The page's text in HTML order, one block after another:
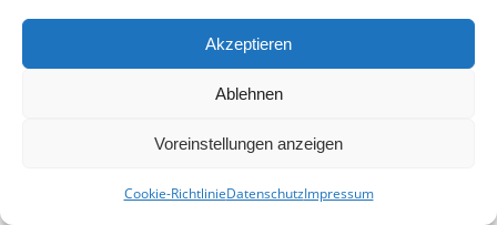
Akzeptieren
Ablehnen
Voreinstellungen anzeigen
Cookie-RichtlinieDatenschutzImpressum
Farbwanne.
Airless-Spritzen für größere Flächen.
zum Umrühren der Farbe.
Außerdem benötigen Sie genügend